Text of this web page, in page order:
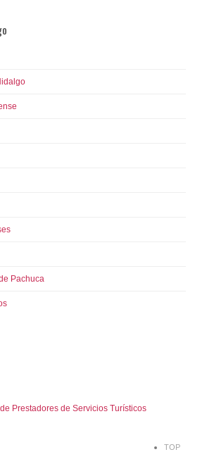
Pachuca
Prestadores de Servicios Turísticos
TOP